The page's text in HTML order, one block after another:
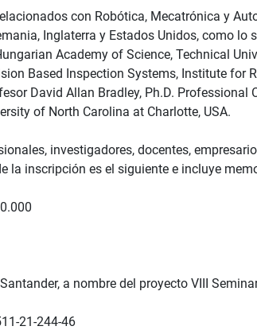
con Robótica, Mecatrónica y
Inglaterra y Estados Unidos, como lo
Academy of Science, Technical
Based Inspection Systems, Institute for
David Allan Bradley, Ph.D. Professional
of North Carolina at Charlotte, USA.
investigadores, docentes,
la inscripción es el siguiente e incluye
a nombre del proyecto VIII
21-244-46